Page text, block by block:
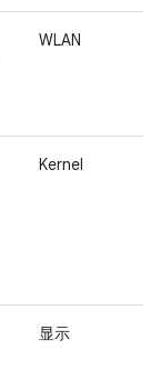
WLAN
Kernel
显示